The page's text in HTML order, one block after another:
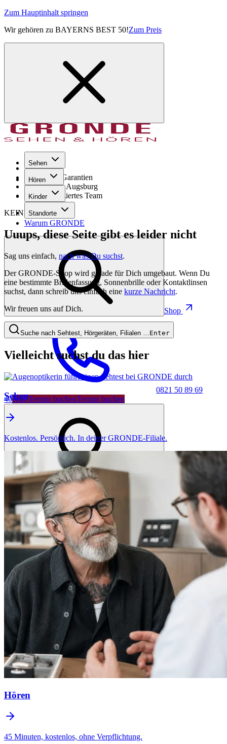
Zum Hauptinhalt springen
Wir gehören zu BAYERNS BEST 50!Zum Preis
Sehen
Hören
Kinder
Standorte
Warum GRONDE
Shop
0821 50 89 69
40Jetzt Termin buchenTermin buchen
Seit 1971
GRONDE Garantien
8× im Raum Augsburg
Hochqualifiziertes Team
KEINE SORGE!
Uuups, diese Seite gibt es leider nicht
Sag uns einfach, nach was Du suchst.
Der GRONDE-Shop wird gerade für Dich umgebaut. Wenn Du
eine bestimmte Brillenfassung, Sonnenbrille oder Kontaktlinsen
suchst, dann schreib uns einfach eine kurze Nachricht.
Wir freuen uns auf Dich.
Suche nach Sehtest, Hörgeräten, Filialen … Enter
Vielleicht suchst du das hier
Sehen
Kostenlos. Persönlich. In deiner GRONDE-Filiale.
Hören
45 Minuten, kostenlos, ohne Verpflichtung.